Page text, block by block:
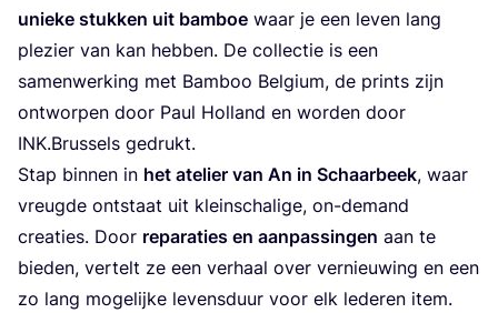
unie­ke stuk­ken uit bam­boe waar je een leven lang
ple­zier van kan heb­ben. De col­lec­tie is een
samen­wer­king met Bam­boo Bel­gi­um, de prints zijn
ont­wor­pen door Paul Hol­land en wor­den door
INK.Brussels gedrukt.
Stap bin­nen in het ate­lier van An in Schaar­beek, waar
vreug­de ont­staat uit klein­scha­li­ge, on-demand
cre­a­ties. Door repa­ra­ties en aan­pas­sin­gen aan te
bie­den, ver­telt ze een ver­haal over ver­nieu­wing en een
zo lang moge­lij­ke levens­duur voor elk lede­ren item.